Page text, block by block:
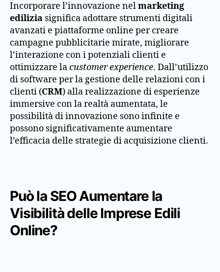
Incorporare l’innovazione nelmarketing
edilizia significa adottare strumenti digitali
avanzati e piattaforme online per creare
campagne pubblicitarie mirate, migliorare
l’interazione con i potenziali clienti e
ottimizzare lacustomer experience. Dall’utilizzo
di software per la gestione delle relazioni con i
clienti (CRM) alla realizzazione di esperienze
immersive con la realtà aumentata, le
possibilità di innovazione sono infinite e
possono significativamente aumentare
l’efficacia delle strategie di acquisizione clienti.
Può la SEO Aumentare la
Visibilità delle Imprese Edili
Online?